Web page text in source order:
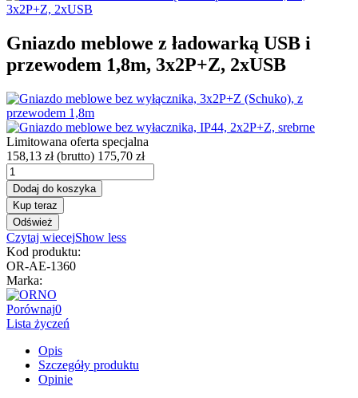
Gniazdo meblowe z ładowarką USB i
przewodem 1,8m, 3x2P+Z, 2xUSB
Limitowana oferta specjalna
158,13 zł (brutto) 175,70 zł
Dodaj do koszyka
Kup teraz
Czytaj wiecejShow less
Kod produktu:
OR-AE-1360
Marka:
Porównaj0
Lista życzeń
Opis
Szczegóły produktu
Opinie